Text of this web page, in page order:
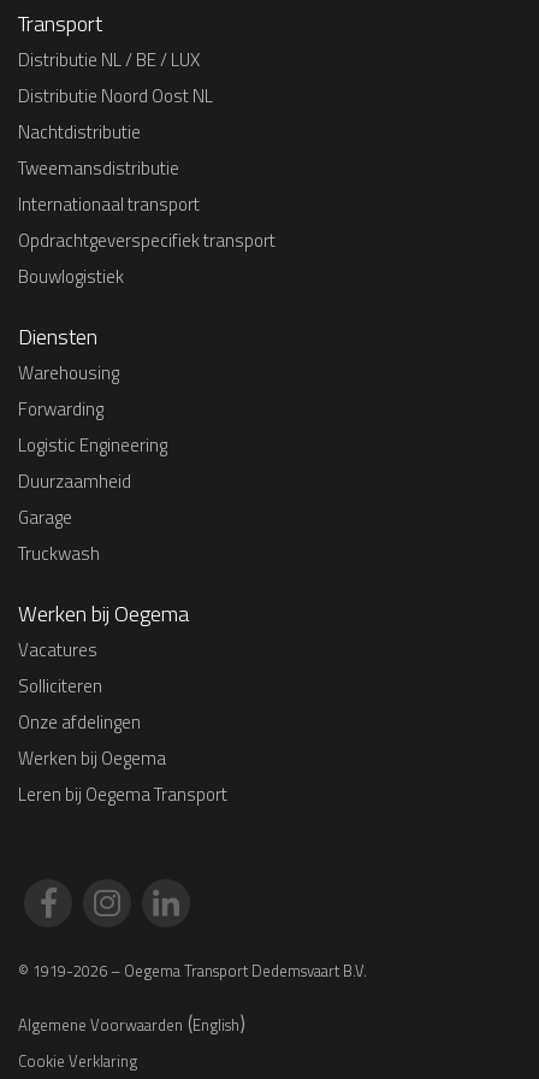
Transport
Distributie NL / BE / LUX
Distributie Noord Oost NL
Nachtdistributie
Tweemansdistributie
Internationaal transport
Opdrachtgeverspecifiek transport
Bouwlogistiek
Diensten
Warehousing
Forwarding
Logistic Engineering
Duurzaamheid
Garage
Truckwash
Werken bij Oegema
Vacatures
Solliciteren
Onze afdelingen
Werken bij Oegema
Leren bij Oegema Transport
© 1919-2026 – Oegema Transport Dedemsvaart B.V.
Algemene Voorwaarden (English)
Cookie Verklaring